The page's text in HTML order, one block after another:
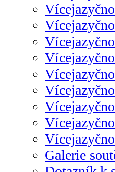
Galerie